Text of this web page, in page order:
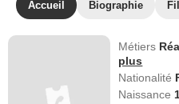
Accueil Biographie
Métiers
plus
Nationalité
Naissance